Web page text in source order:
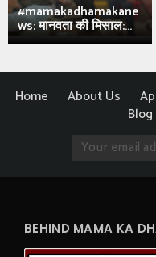
#mamakadhamakane
ws: मानवता की मिसाल:...
Home About Us
Blog
BEHIND MAMA KA